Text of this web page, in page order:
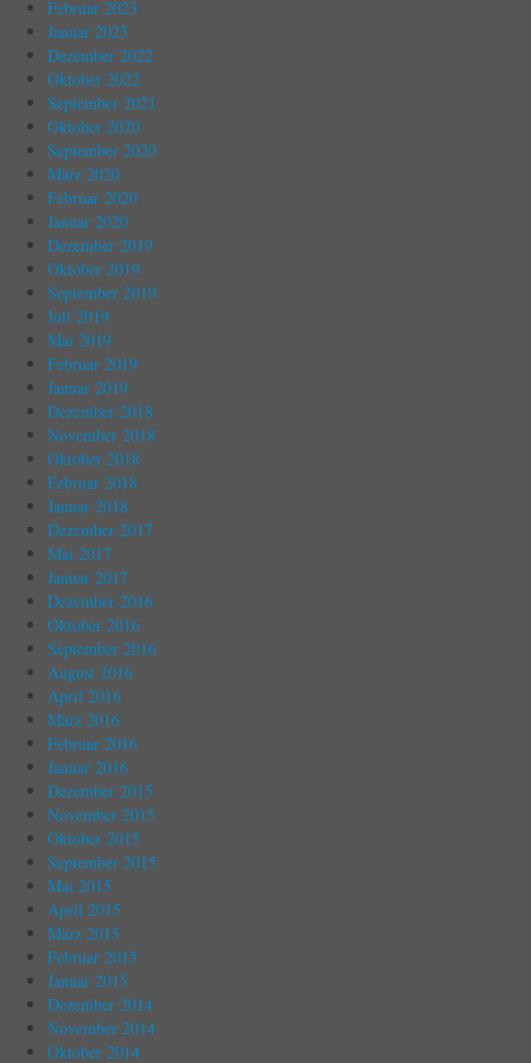
Februar 2023
Januar 2023
Dezember 2022
Oktober 2022
September 2021
Oktober 2020
September 2020
März 2020
Februar 2020
Januar 2020
Dezember 2019
Oktober 2019
September 2019
Juli 2019
Mai 2019
Februar 2019
Januar 2019
Dezember 2018
November 2018
Oktober 2018
Februar 2018
Januar 2018
Dezember 2017
Mai 2017
Januar 2017
Dezember 2016
Oktober 2016
September 2016
August 2016
April 2016
März 2016
Februar 2016
Januar 2016
Dezember 2015
November 2015
Oktober 2015
September 2015
Mai 2015
April 2015
März 2015
Februar 2015
Januar 2015
Dezember 2014
November 2014
Oktober 2014